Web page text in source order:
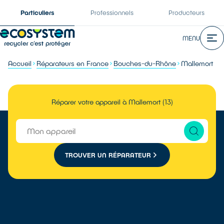
Particuliers Professionnels Producteurs
MENU
Accueil Réparateurs en France Bouches-du-Rhône Mallemort
Réparer votre appareil à Mallemort (13)
TROUVER UN RÉPARATEUR